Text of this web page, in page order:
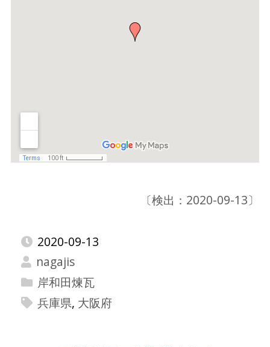
〔検出：2020-09-13〕
2020-09-13
nagajis
岸和田煉瓦
兵庫県, 大阪府